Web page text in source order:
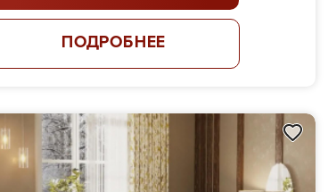
ПОДРОБНЕЕ